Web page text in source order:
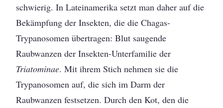
schwierig. In Lateinamerika setzt man daher auf die
Bekämpfung der Insekten, die die Chagas-
Trypanosomen übertragen: Blut saugende
Raubwanzen der Insekten-Unterfamilie der
Triatominae. Mit ihrem Stich nehmen sie die
Trypanosomen auf, die sich im Darm der
Raubwanzen festsetzen. Durch den Kot, den die